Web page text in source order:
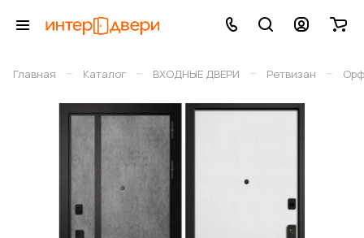
Главная – Каталог – ВХОДНЫЕ ДВЕРИ – Ретвизан –